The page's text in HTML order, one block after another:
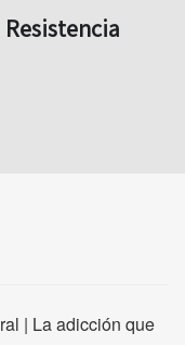
| La adicción que